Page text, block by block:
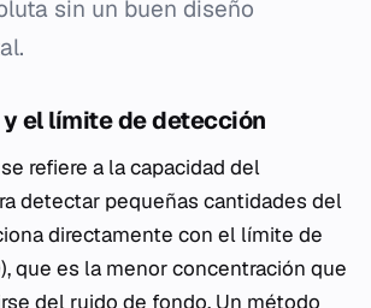
sin un buen diseño
el límite de detección
refiere a la capacidad del
detectar pequeñas cantidades del
directamente con el límite de
que es la menor concentración que
del ruido de fondo. Un método